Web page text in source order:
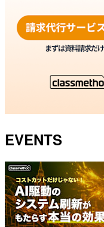
EVENTS